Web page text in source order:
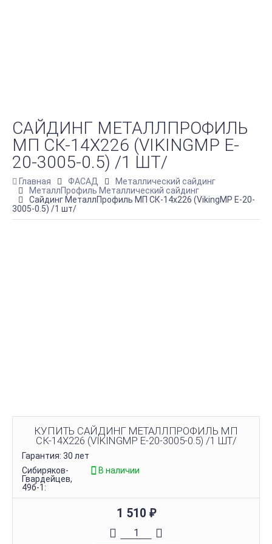
САЙДИНГ МЕТАЛЛПРОФИЛЬ
МП СК-14Х226 (VIKINGMP E-
20-3005-0.5) /1 ШТ/
Главная ФАСАД
Металлический сайдинг
МеталлПрофиль Металлический сайдинг
Сайдинг МеталлПрофиль МП СК-14х226 (VikingMP E-20-
3005-0.5) /1 шт/
КУПИТЬ САЙДИНГ МЕТАЛЛПРОФИЛЬ МП
СК-14Х226 (VIKINGMP E-20-3005-0.5) /1 ШТ/
Гарантия: 30 лет
Сибиряков-
Гвардейцев,
49б-1:
В наличии
1 510 ₽